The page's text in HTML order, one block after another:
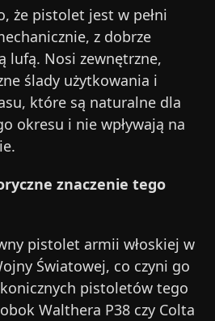
że pistolet jest w pełni
z dobrze
lufą. Nosi zewnętrzne,
ślady użytkowania i
które są naturalne dla
okresu i nie wpływają na
znaczenie tego
pistolet armii włoskiej w
Światowej, co czyni go
pistoletów tego
Walthera P38 czy Colta